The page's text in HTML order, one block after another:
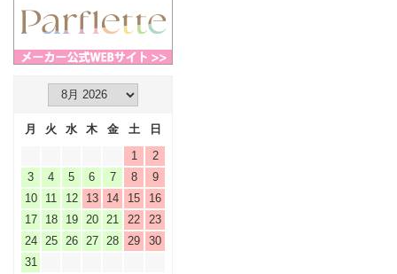
月 火 水 木 金 土
日
1
2
3
4 5 6 7 8
9
10
11 12 13 14 15
16
17
18 19 20 21 22
23
24
25 26 27 28 29
30
31